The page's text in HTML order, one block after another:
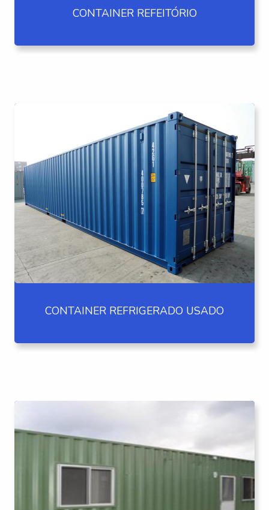
CONTAINER REFEITÓRIO
CONTAINER REFRIGERADO USADO